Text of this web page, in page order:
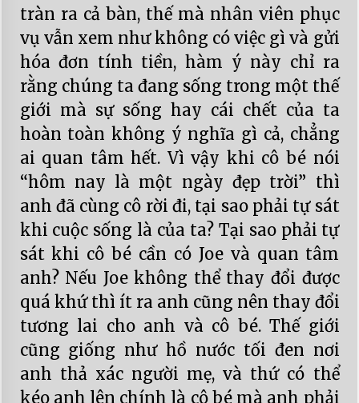
tràn ra cả bàn, thế mà nhân viên phục
vụ vẫn xem như không có việc gì và gửi
hóa đơn tính tiền, hàm ý này chỉ ra
rằng chúng ta đang sống trong một thế
giới mà sự sống hay cái chết của ta
hoàn toàn không ý nghĩa gì cả, chẳng
ai quan tâm hết. Vì vậy khi cô bé nói
“hôm nay là một ngày đẹp trời” thì
anh đã cùng cô rời đi, tại sao phải tự sát
khi cuộc sống là của ta? Tại sao phải tự
sát khi cô bé cần có Joe và quan tâm
anh? Nếu Joe không thể thay đổi được
quá khứ thì ít ra anh cũng nên thay đổi
tương lai cho anh và cô bé. Thế giới
cũng giống như hồ nước tối đen nơi
anh thả xác người mẹ, và thứ có thể
kéo anh lên chính là cô bé mà anh phải